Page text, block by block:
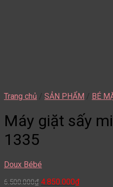
Trang chủ / SẢN PHẨM / BÉ
Máy giặt sấy
1335
Doux Bébé
6.500.000₫ 4.850.000₫